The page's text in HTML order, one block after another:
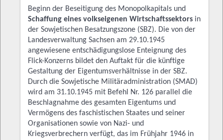
Beginn der Beseitigung des Monopolkapitals und
Schaffung eines volkseigenen Wirtschaftssektors in
der Sowjetischen Besatzungszone (SBZ). Die von der
Landesverwaltung Sachsen am 29.10.1945
angewiesene entschädigungslose Enteignung des
Flick-Konzerns bildet den Auftakt für die künftige
Gestaltung der Eigentumsverhältnisse in der SBZ.
Durch die Sowjetische Militäradministration (SMAD)
wird am 31.10.1945 mit Befehl Nr. 126 parallel die
Beschlagnahme des gesamten Eigentums und
Vermögens des faschistischen Staates und seiner
Organisationen sowie von Nazi- und
Kriegsverbrechern verfügt, das im Frühjahr 1946 in